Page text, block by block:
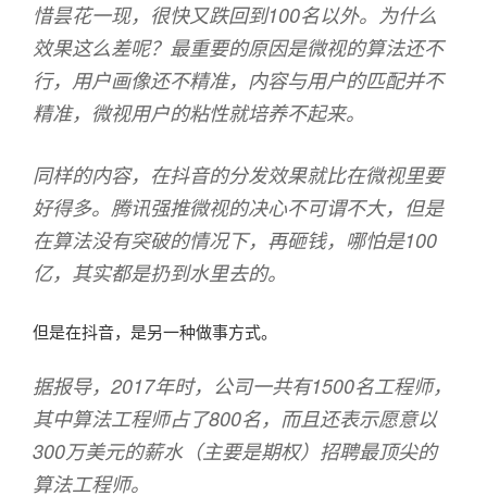
惜昙花一现，很快又跌回到100名以外。为什么
效果这么差呢？最重要的原因是微视的算法还不
行，用户画像还不精准，内容与用户的匹配并不
精准，微视用户的粘性就培养不起来。
同样的内容，在抖音的分发效果就比在微视里要
好得多。腾讯强推微视的决心不可谓不大，但是
在算法没有突破的情况下，再砸钱，哪怕是100
亿，其实都是扔到水里去的。
但是在抖音，是另一种做事方式。
据报导，2017年时，公司一共有1500名工程师，
其中算法工程师占了800名，而且还表示愿意以
300万美元的薪水（主要是期权）招聘最顶尖的
算法工程师。